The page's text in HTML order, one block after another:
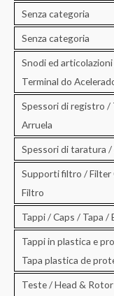
Senza categoria
Senza categoria
Snodi ed
Terminal do
Spessori di registro
Arruela
Spessori di taratura /
Supporti filtro / Filter
Filtro
Tappi / Caps / Tapa /
Tappi in plastica e
Tapa plastica de
Teste / Head &